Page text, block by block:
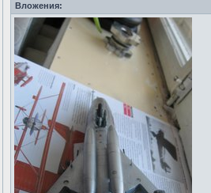
Вложения: